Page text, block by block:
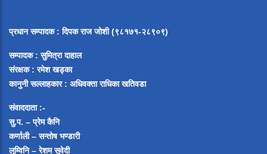
प्रधान सम्पादक: दिपक राज जोशी (९८१७१-२८९०९)
सम्पादक : सुमित्रा दाहाल
संरक्षक : रमेश खड्का
कानुनी सल्लाहकार : अधिवक्ता राधिका खतिवडा
संवाददाता :-
सु.प. – प्रेम कैनि
कर्णाली – सन्तोष भण्डारी
लुम्विनि – रेशम सुवेदी